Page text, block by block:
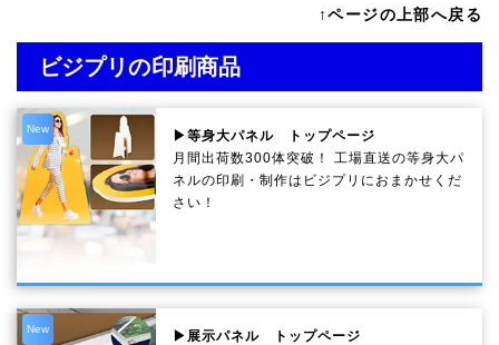
↑ページの上部へ戻る
ビジプリの印刷商品
New
▶等身大パネル トップページ
月間出荷数300体突破！ 工場直送の等身大パ
ネルの印刷・制作は ビジプリ におまかせくだ
さい！
New
▶展示パネル トップページ